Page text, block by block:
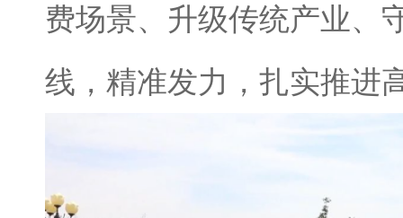
费场景、升级传统产业、
线，精准发力，扎实推进